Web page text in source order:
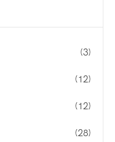
(3)
(12)
(12)
(28)